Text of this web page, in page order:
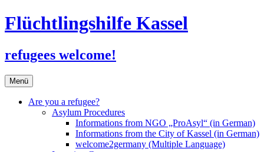
Flüchtlingshilfe Kassel
refugees welcome!
Menü Zum
Inhalt
springen
Are you a refugee?
Asylum Procedures
Informations from NGO „ProAsyl“ (in German)
Informations from the City of Kassel (in German)
welcome2germany (Multiple Language)